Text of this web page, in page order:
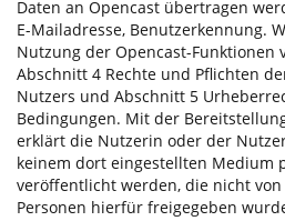
Daten an Opencast übertragen
E-Mailadresse, Benutzerkennung.
Nutzung der Opencast-
Abschnitt 4 Rechte und Pflichten
Nutzers und Abschnitt 5
Bedingungen. Mit der
erklärt die Nutzerin oder der
keinem dort eingestellten Medium
veröffentlicht werden, die nicht
Personen hierfür freigegeben